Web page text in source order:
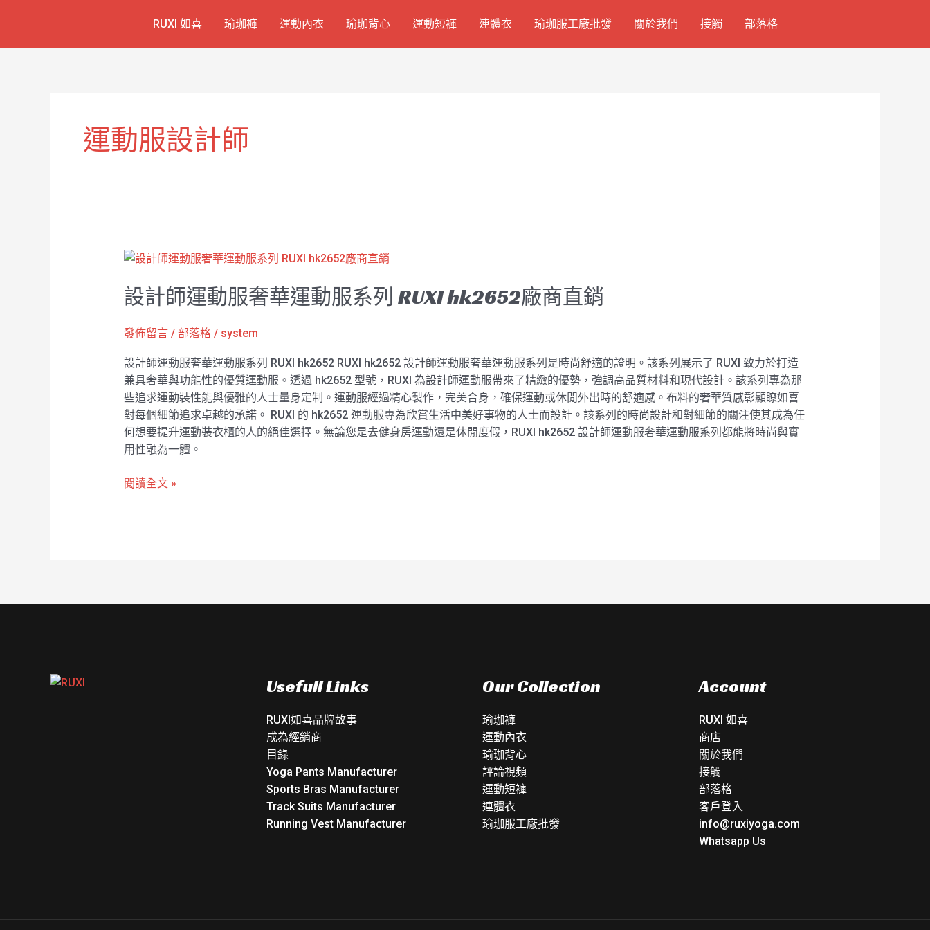
RUXI 如喜 瑜珈褲 運動內衣 瑜珈背心 運動短褲 連體衣 瑜珈服工廠批發 關於我們 接觸 部落格
運動服設計師
設計師運動服奢華運動服系列 RUXI hk2652廠商直銷
發佈留言 / 部落格/ system
設計師運動服奢華運動服系列 RUXI hk2652 RUXI hk2652 設計師運動服奢華運動服系列是時尚舒適的證明。該系列展示了 RUXI 致力於打造
兼具奢華與功能性的優質運動服。透過 hk2652 型號，RUXI 為設計師運動服帶來了精緻的優勢，強調高品質材料和現代設計。該系列專為那
些追求運動裝性能與優雅的人士量身定制。運動服經過精心製作，完美合身，確保運動或休閒外出時的舒適感。布料的奢華質感彰顯瞭如喜
對每個細節追求卓越的承諾。 RUXI 的 hk2652 運動服專為欣賞生活中美好事物的人士而設計。該系列的時尚設計和對細節的關注使其成為任
何想要提升運動裝衣櫃的人的絕佳選擇。無論您是去健身房運動還是休閒度假，RUXI hk2652 設計師運動服奢華運動服系列都能將時尚與實
用性融為一體。
設
師
運
動
奢
華
運
動
服
系
RUXI
閱讀全文 »
Usefull Links
RUXI如喜品牌故事
成為經銷商
目錄
Yoga Pants Manufacturer
Sports Bras Manufacturer
Track Suits Manufacturer
Running Vest Manufacturer
Our Collection
瑜珈褲
運動內衣
瑜珈背心
評論視頻
運動短褲
連體衣
瑜珈服工廠批發
Account
RUXI 如喜
商店
關於我們
接觸
部落格
客戶登入
info@ruxiyoga.com
Whatsapp Us